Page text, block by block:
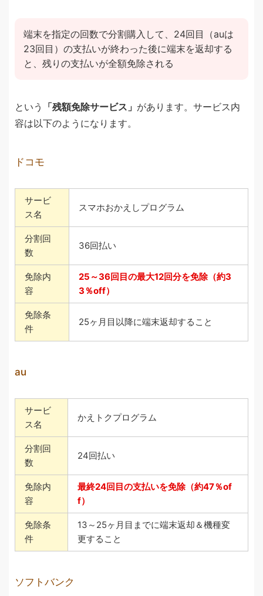
端末を指定の回数で分割購入して、24回目（auは
23回目）の支払いが終わった後に端末を返却する
と、残りの支払いが全額免除される
という 「残額免除サービス」 があります。サービス内
容は以下のようになります。
ドコモ
サービ
ス名
スマホおかえしプログラム
分割回
数
36回払い
免除内
容
25～36回目の最大12回分を免除（約3
3％off）
免除条
件
25ヶ月目以降に端末返却すること
au
サービ
ス名
かえトクプログラム
分割回
数
24回払い
免除内
容
最終24回目の支払いを免除（約47％of
f）
免除条
件
13～25ヶ月目までに端末返却＆機種変
更すること
ソフトバンク